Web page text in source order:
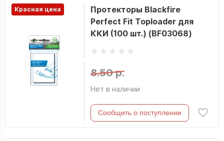
Красная цена
Протекторы Blackfire
Perfect Fit Toploader для
ККИ (100 шт.) (BF03068)
8.50 р.
Нет в наличии
Сообщить о поступлении